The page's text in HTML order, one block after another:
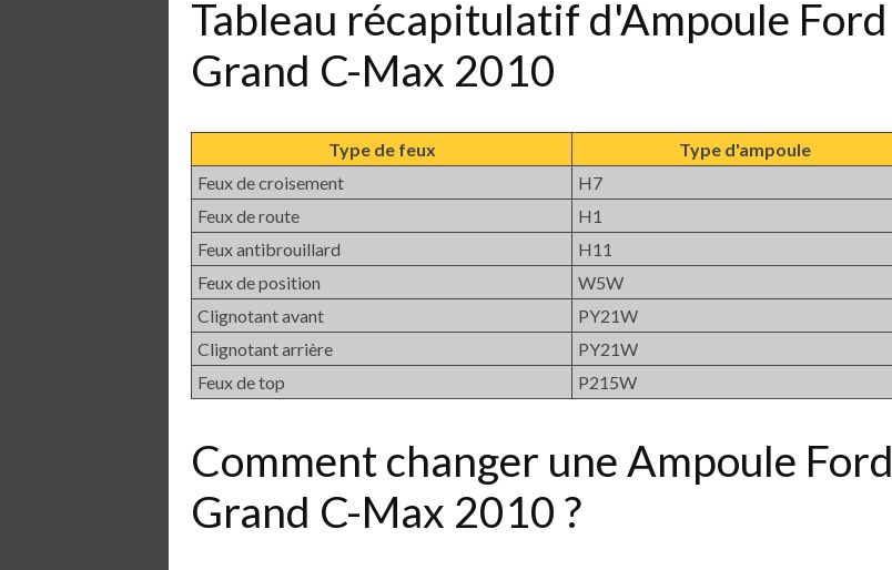
Tableau récapitulatif d'Ampoule Ford
Grand C-Max 2010
Type de feux
Type d'ampoule
Feux de croisement
H7
Feux de route
H1
Feux antibrouillard
H11
Feux de position
W5W
Clignotant avant
PY21W
Clignotant arrière
PY21W
Feux de top
P215W
Comment changer une Ampoule Ford
Grand C-Max 2010 ?